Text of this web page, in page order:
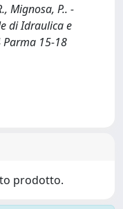
Mignosa, P.. -
di Idraulica e
Parma 15-18
prodotto.